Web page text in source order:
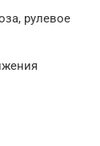
рулевое